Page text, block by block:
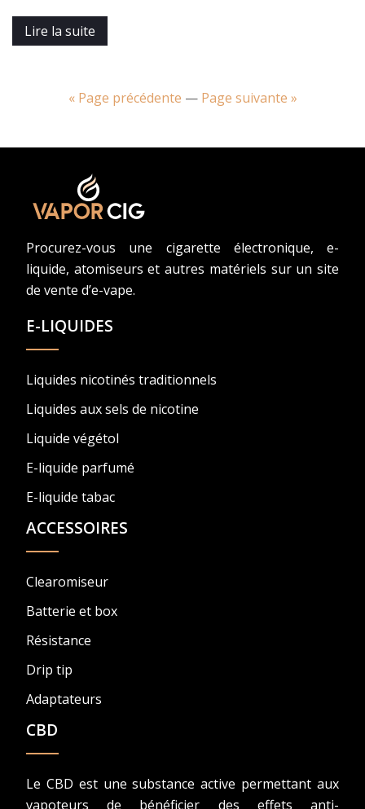
Lire la suite
« Page précédente — Page suivante »
Procurez-vous une cigarette électronique, e-
liquide, atomiseurs et autres matériels sur un site
de vente d’e-vape.
E-LIQUIDES
Liquides nicotinés traditionnels
Liquides aux sels de nicotine
Liquide végétol
E-liquide parfumé
E-liquide tabac
ACCESSOIRES
Clearomiseur
Batterie et box
Résistance
Drip tip
Adaptateurs
CBD
Le CBD est une substance active permettant aux
vapoteurs de bénéficier des effets anti-